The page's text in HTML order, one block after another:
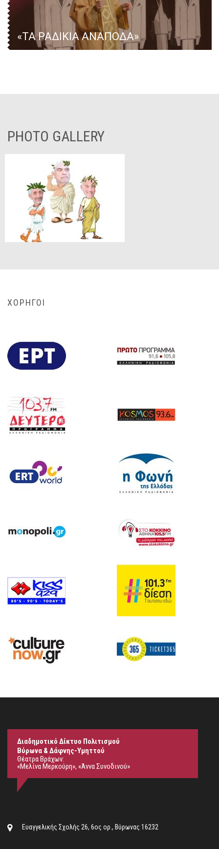
«ΤΑ ΡΑΔΙΚΙΑ ΑΝΑΠΟΔΑ»
PHOTO GALLERY
ΧΟΡΗΓΟΙ
Διαδημοτικό Δίκτυο Πολιτισμού
Βύρωνα & Δάφνης-Υμηττού
Θέατρα Βράχων:
«Μελίνα Μερκούρη», «Άννα Συνοδινού»
Ευαγγελικής Σχολής 26, 6ος ορ., Βύρωνας 16232